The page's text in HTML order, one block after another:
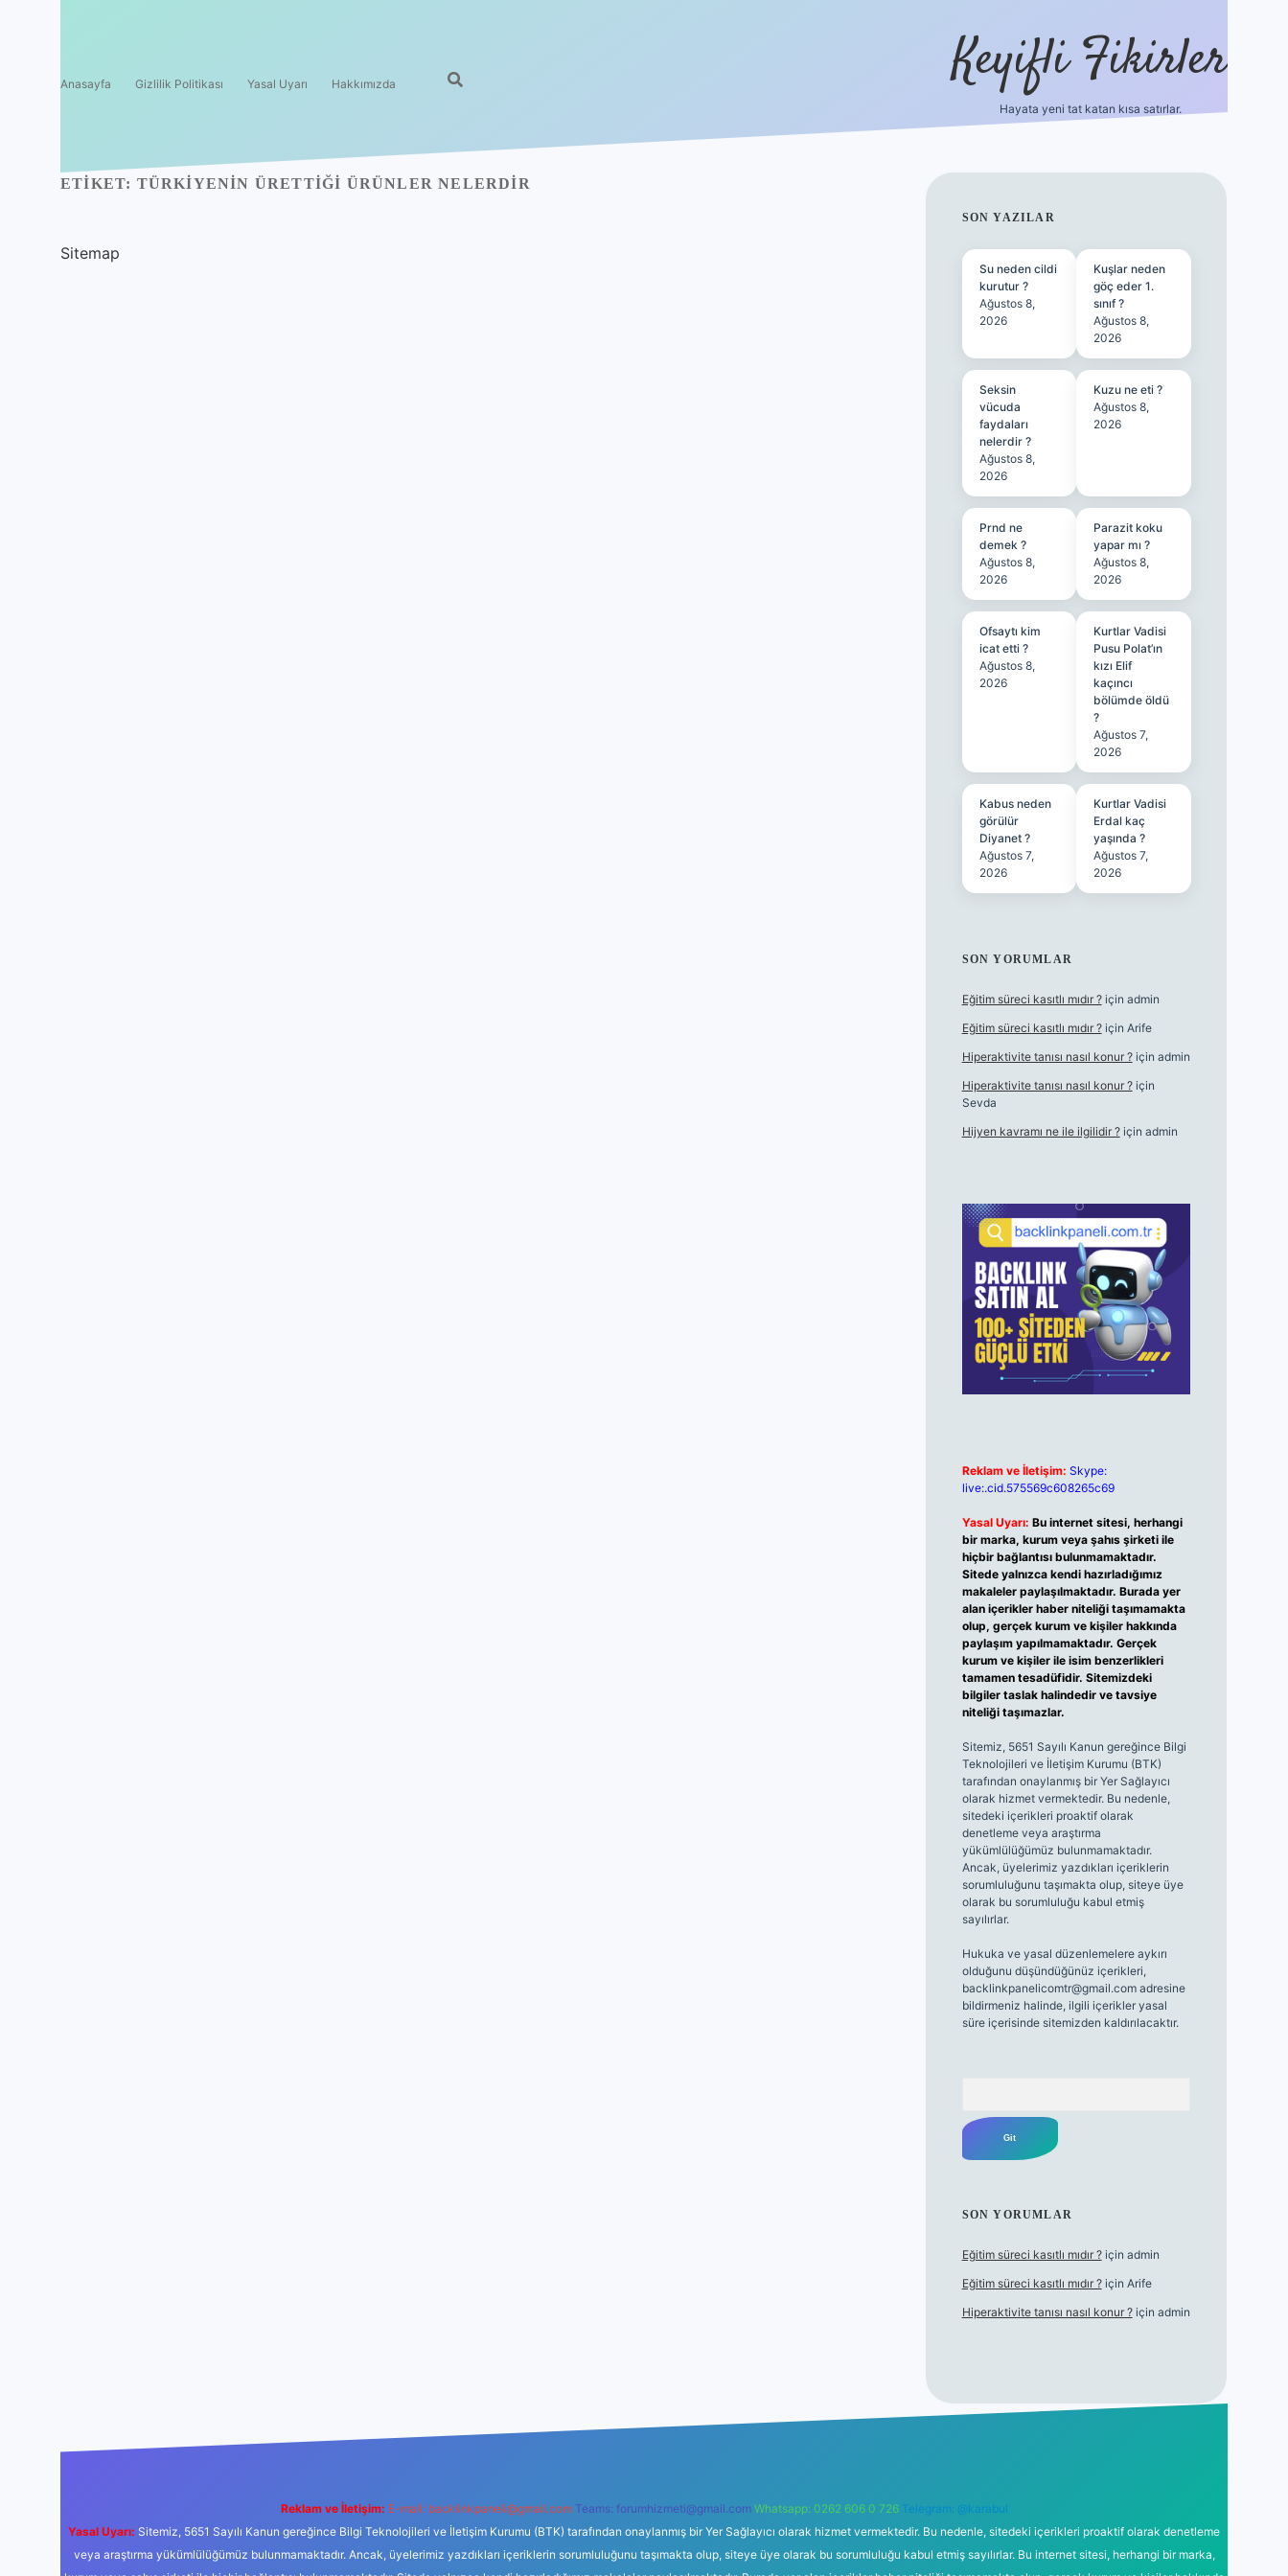
Anasayfa Gizlilik Politikası Yasal Uyarı Hakkımızda Keyifli Fikirler
Hayata yeni tat katan kısa satırlar.
ETIKET: TÜRKIYENIN ÜRETTIĞI ÜRÜNLER NELERDIR
Sitemap
SIDEBAR
SON YAZILAR
Su neden cildi
kurutur ?
Ağustos 8,
2026
Kuşlar neden
göç eder 1.
sınıf ?
Ağustos 8,
2026
Seksin
vücuda
faydaları
nelerdir ?
Ağustos 8,
2026
Kuzu ne eti ?
Ağustos 8,
2026
Prnd ne
demek ?
Ağustos 8,
2026
Parazit koku
yapar mı ?
Ağustos 8,
2026
Ofsaytı kim
icat etti ?
Ağustos 8,
2026
Kurtlar Vadisi
Pusu Polat’ın
kızı Elif
kaçıncı
bölümde öldü
?
Ağustos 7,
2026
Kabus neden
görülür
Diyanet ?
Ağustos 7,
2026
Kurtlar Vadisi
Erdal kaç
yaşında ?
Ağustos 7,
2026
SON YORUMLAR
Eğitim süreci kasıtlı mıdır ?için admin
Eğitim süreci kasıtlı mıdır ?için Arife
Hiperaktivite tanısı nasıl konur ?için admin
Hiperaktivite tanısı nasıl konur ?için
Sevda
Hijyen kavramı ne ile ilgilidir ?için admin
Reklam ve İletişim: Skype:
live:.cid.575569c608265c69
Yasal Uyarı: Bu internet sitesi, herhangi
bir marka, kurum veya şahıs şirketi ile
hiçbir bağlantısı bulunmamaktadır.
Sitede yalnızca kendi hazırladığımız
makaleler paylaşılmaktadır. Burada yer
alan içerikler haber niteliği taşımamakta
olup, gerçek kurum ve kişiler hakkında
paylaşım yapılmamaktadır. Gerçek
kurum ve kişiler ile isim benzerlikleri
tamamen tesadüfidir. Sitemizdeki
bilgiler taslak halindedir ve tavsiye
niteliği taşımazlar.
Sitemiz, 5651 Sayılı Kanun gereğince Bilgi
Teknolojileri ve İletişim Kurumu (BTK)
tarafından onaylanmış bir Yer Sağlayıcı
olarak hizmet vermektedir. Bu nedenle,
sitedeki içerikleri proaktif olarak
denetleme veya araştırma
yükümlülüğümüz bulunmamaktadır.
Ancak, üyelerimiz yazdıkları içeriklerin
sorumluluğunu taşımakta olup, siteye üye
olarak bu sorumluluğu kabul etmiş
sayılırlar.
Hukuka ve yasal düzenlemelere aykırı
olduğunu düşündüğünüz içerikleri,
backlinkpanelicomtr@gmail.comadresine
bildirmeniz halinde, ilgili içerikler yasal
süre içerisinde sitemizden kaldırılacaktır.
SON YORUMLAR
Eğitim süreci kasıtlı mıdır ?için admin
Eğitim süreci kasıtlı mıdır ?için Arife
Hiperaktivite tanısı nasıl konur ?için admin
vd casino giriş
Reklam ve İletişim: E-mail: backlinkpaneli@gmail.com Teams: forumhizmeti@gmail.com Whatsapp: 0262 606 0 726 Telegram: @karabul
Yasal Uyarı: Sitemiz, 5651 Sayılı Kanun gereğince Bilgi Teknolojileri ve İletişim Kurumu (BTK) tarafından onaylanmış bir Yer Sağlayıcı olarak hizmet vermektedir. Bu nedenle, sitedeki içerikleri proaktif olarak denetleme
veya araştırma yükümlülüğümüz bulunmamaktadır. Ancak, üyelerimiz yazdıkları içeriklerin sorumluluğunu taşımakta olup, siteye üye olarak bu sorumluluğu kabul etmiş sayılırlar. Bu internet sitesi, herhangi bir marka,